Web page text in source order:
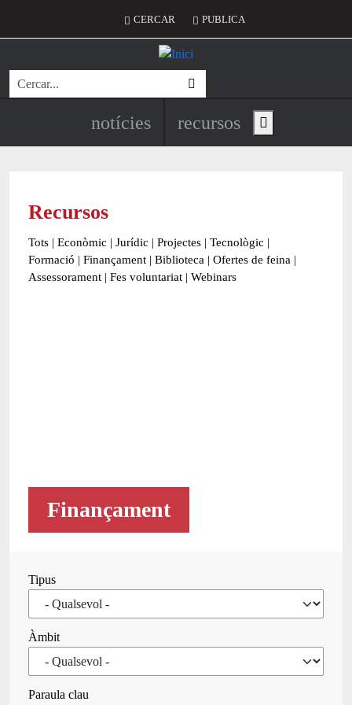
Menú del compte d'usuari
CERCAR PUBLICA
Cerca
Navegació principal de
notícies recursos Show main menu
Recursos
Tots | Econòmic | Jurídic | Projectes | Tecnològic |
Formació | Finançament | Biblioteca | Ofertes de feina |
Assessorament | Fes voluntariat | Webinars
Finançament
Tipus
Àmbit
Paraula clau